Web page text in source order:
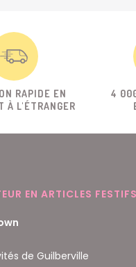
RAPIDE EN
À L'ÉTRANGER
4
EN ARTICLES FESTIFS
de Guilberville